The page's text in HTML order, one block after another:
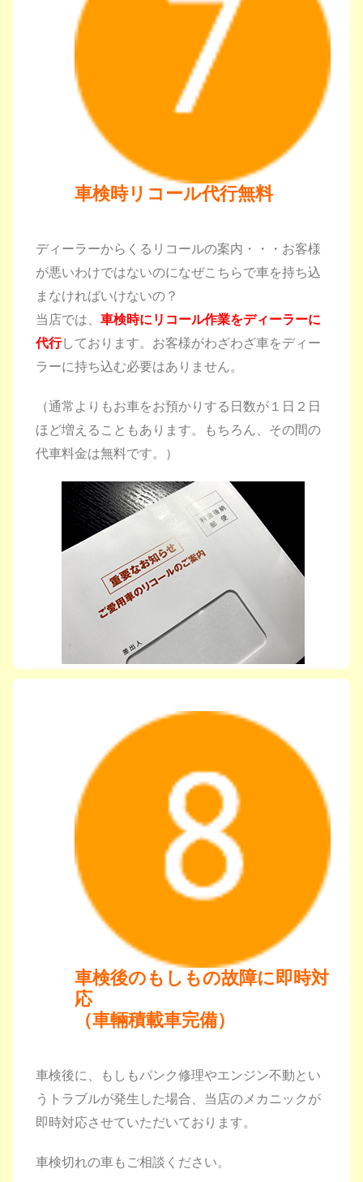
車検時リコール代行無料
ディーラーからくるリコールの案内・・・お客様
が悪いわけではないのになぜこちらで車を持ち込
まなければいけないの？
当店では、 車検時にリコール作業をディーラーに
代行しております。 お客様がわざわざ車をディー
ラーに持ち込む必要はありません。
（通常よりもお車をお預かりする日数が１日２日
ほど増えることもあります。
もちろん、その間の
代車料金は無料です。）
車検後のもしもの故障に即時対
応
（車輛積載車完備）
車検後に、もしもパンク修理やエンジン不動とい
うトラブルが発生した場合、 当店のメカニックが
即時対応させていただいております。
車検切れの車もご相談ください。